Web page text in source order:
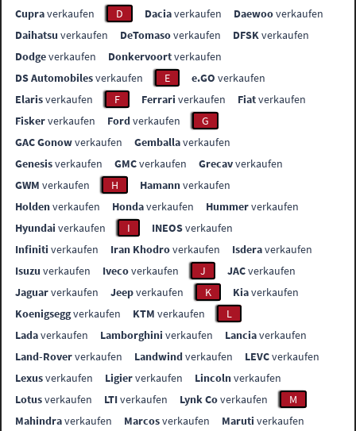
Cupraverkaufen D Daciaverkaufen Daewooverkaufen
Daihatsu verkaufen DeTomasoverkaufen DFSKverkaufen
Dodgeverkaufen Donkervoortverkaufen
DS Automobilesverkaufen E e.GO verkaufen
Elarisverkaufen F Ferrari verkaufen Fiatverkaufen
Fiskerverkaufen Fordverkaufen
G
GAC Gonowverkaufen Gemballaverkaufen
Genesisverkaufen GMCverkaufen Grecavverkaufen
GWM verkaufen H Hamannverkaufen
Holdenverkaufen Hondaverkaufen Hummerverkaufen
Hyundai verkaufen I INEOSverkaufen
Infiniti verkaufen Iran Khodroverkaufen Isderaverkaufen
Isuzu verkaufen Ivecoverkaufen J JACverkaufen
Jaguarverkaufen Jeepverkaufen K Kiaverkaufen
Koenigseggverkaufen KTM verkaufen
L
Ladaverkaufen Lamborghini verkaufen Lanciaverkaufen
Land-Roververkaufen Landwindverkaufen LEVCverkaufen
Lexusverkaufen Ligierverkaufen Lincolnverkaufen
Lotusverkaufen LTIverkaufen Lynk Coverkaufen
M
Mahindraverkaufen Marcosverkaufen Maruti verkaufen